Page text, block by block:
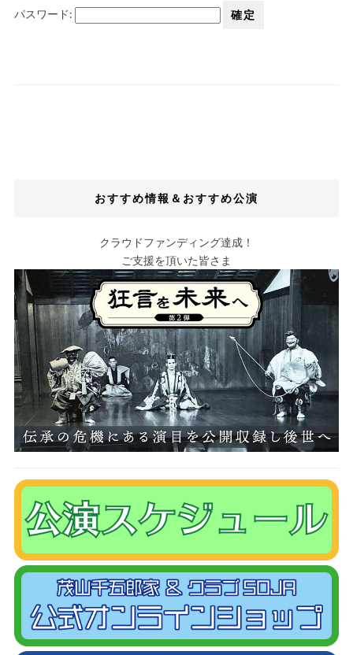
パスワード:
おすすめ情報＆おすすめ公演
クラウドファンディング達成！
ご支援を頂いた皆さま